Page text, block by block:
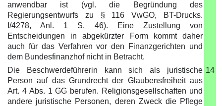
anwendbar ist (vgl. die Begründung des
Regierungsentwurfs zu § 116 VwGO, BT-Drucks.
I/4278, Anl. 1 S. 46). Eine Zustellung von
Entscheidungen in abgekürzter Form kommt daher
auch für das Verfahren vor den Finanzgerichten und
dem Bundesfinanzhof nicht in Betracht.
Die Beschwerdeführerin kann sich als juristische
Person auf das Grundrecht der Glaubensfreiheit aus
Art. 4 Abs. 1 GG berufen. Religionsgesellschaften und
andere juristische Personen, deren Zweck die Pflege
14